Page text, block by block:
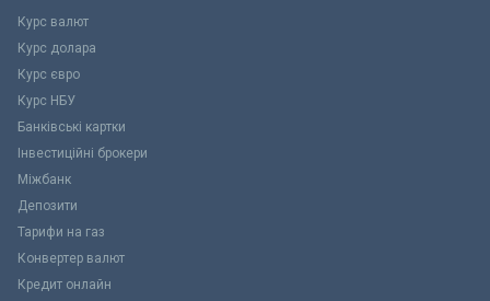
Курс валют
Курс долара
Курс євро
Курс НБУ
Банківські картки
Інвестиційні брокери
Міжбанк
Депозити
Тарифи на газ
Конвертер валют
Кредит онлайн